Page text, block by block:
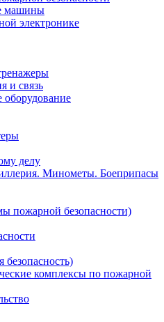
машины
электронике
и связь
оборудование
делу
Минометы. Боеприпасы
пожарной безопасности)
комплексы по пожарной